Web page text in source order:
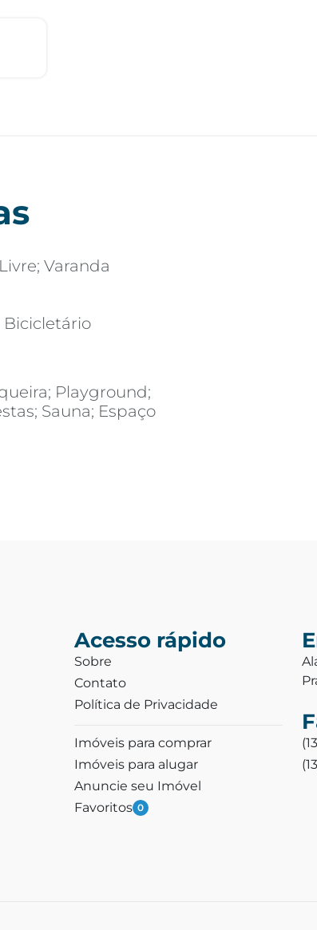
Varanda
Bicicletário
Playground;
Sauna; Espaço
Acesso rápido
Sobre
Contato
Política de Privacidade
Imóveis para comprar
Imóveis para alugar
Anuncie seu Imóvel
Favoritos 0